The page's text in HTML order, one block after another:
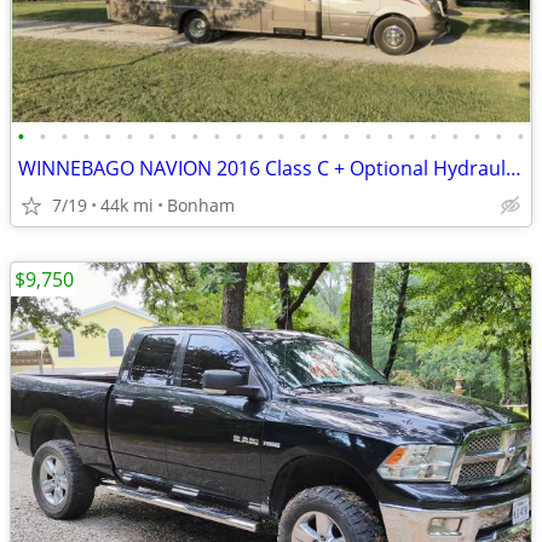
• • • • • • • • • • • • • • • • • • • • • • • •
WINNEBAGO NAVION 2016 Class C + Optional Hydraulic car Dolly
7/19 44k mi Bonham
$9,750